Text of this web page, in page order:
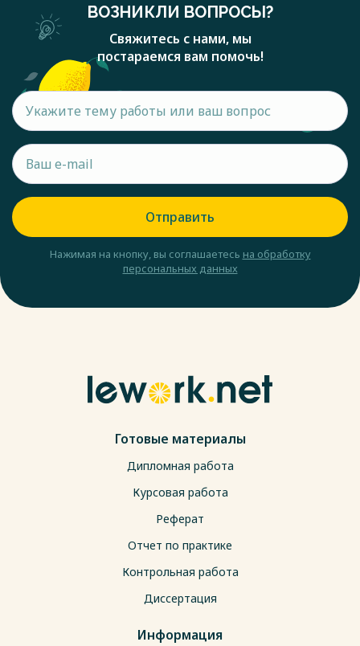
ВОЗНИКЛИ ВОПРОСЫ?
Свяжитесь с нами, мы
постараемся вам помочь!
Отправить
Нажимая на кнопку, вы соглашаетесь на обработку
персональных данных
Готовые материалы
Дипломная работа
Курсовая работа
Реферат
Отчет по практике
Контрольная работа
Диссертация
Информация